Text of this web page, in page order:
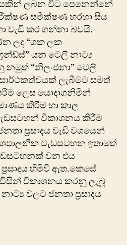
ලබන විට පෙනෙන්නේ
සමීක්ෂණ හරහා සිය
වැඩි කර ගන්නා බවයි.
ලද “ශක ලක
යන ටෙලි නාට්‍ය
නමුත් “නිලංජනා” ටෙලි
ලැබීමට සමත්
ලෙස යොදාගනිමින්
කිරීම හා කාල
විකාශනය කිරීම
ප්‍රසාදය වැඩි වශයෙන්
වැඩසටහන ඉතාමත්
වන එය
හිමිවී ඇත.කෙසේ
විකාශනය කරනු ලැබූ
වලට ජනතා ප්‍රසාදය